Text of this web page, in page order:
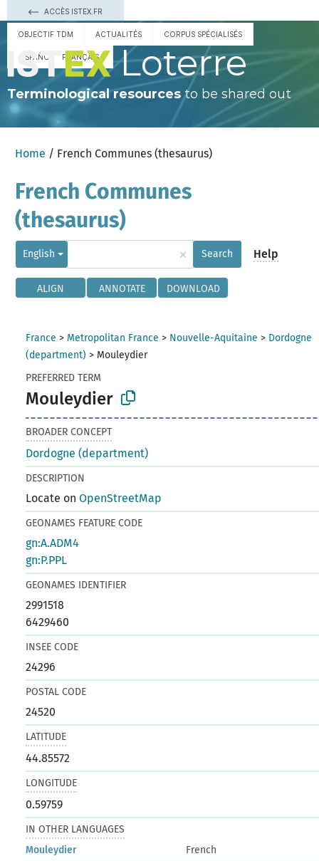
ACCÈS ISTEX.FR
OBJECTIF TDM ACTUALITÉS CORPUS SPÉCIALISÉS
ESPAÑOL FRANÇAIS Loterre
Terminological resourcesto be shared out
Home / French Communes (thesaurus)
French Communes
(thesaurus)
English × Search Help
ALIGN ANNOTATE DOWNLOAD
France > Metropolitan France > Nouvelle-Aquitaine > Dordogne
(department) > Mouleydier
PREFERRED TERM
Mouleydier
BROADER CONCEPT
Dordogne (department)
DESCRIPTION
Locate onOpenStreetMap
GEONAMES FEATURE CODE
gn:A.ADM4
gn:P.PPL
GEONAMES IDENTIFIER
2991518
6429460
INSEE CODE
24296
POSTAL CODE
24520
LATITUDE
44.85572
LONGITUDE
0.59759
IN OTHER LANGUAGES
Mouleydier
French